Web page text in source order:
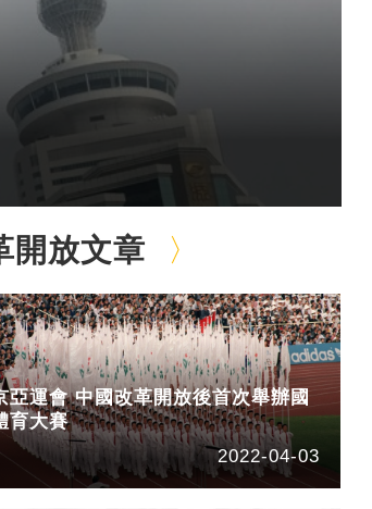
開放文章
亞運會 中國改革開放後首次舉辦國
育大賽
2022-04-03